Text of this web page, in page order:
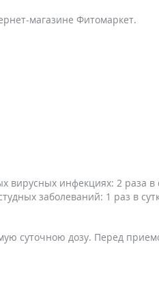
магазине Фитомаркет.
инфекциях: 2 раза в
заболеваний: 1 раз в
суточною дозу. Перед